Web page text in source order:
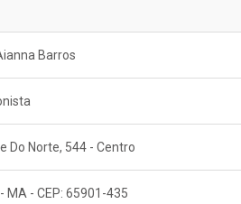
Barros
Do Norte, 544 - Centro
MA - CEP: 65901-435